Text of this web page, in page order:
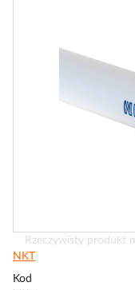
Przejdź
na
początek
Rzeczywisty produkt
NKT
Kod